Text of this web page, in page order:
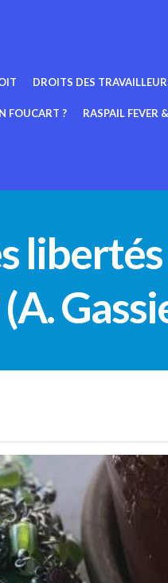
DROITS DES
FOUCART ? RASPAIL FEVER